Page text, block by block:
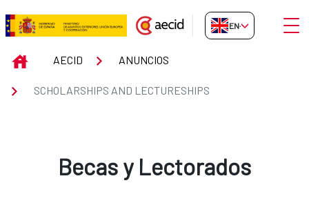
Skip to Main Content
Scholarships and Lectureships
EN-GB
INICIOAECID ANUNCIOS
SCHOLARSHIPS AND LECTURESHIPS
Becas y Lectorados